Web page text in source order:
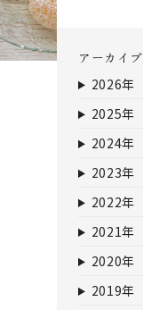
アーカイブ
2026年
2025年
2024年
2023年
2022年
2021年
2020年
2019年